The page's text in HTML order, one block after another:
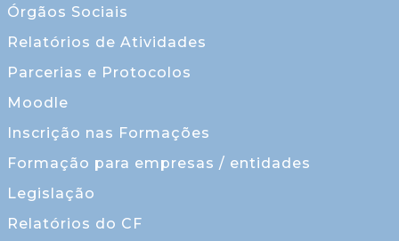
Órgãos Sociais
Relatórios de Atividades
Parcerias e Protocolos
Moodle
Inscrição nas Formações
Formação para empresas / entidades
Legislação
Relatórios do CF